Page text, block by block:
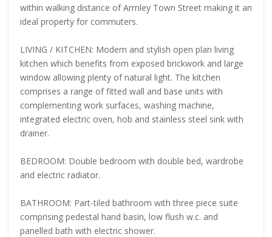
within walking distance of Armley Town Street making it an
ideal property for commuters.
LIVING / KITCHEN: Modern and stylish open plan living
kitchen which benefits from exposed brickwork and large
window allowing plenty of natural light. The kitchen
comprises a range of fitted wall and base units with
complementing work surfaces, washing machine,
integrated electric oven, hob and stainless steel sink with
drainer.
BEDROOM: Double bedroom with double bed, wardrobe
and electric radiator.
BATHROOM: Part-tiled bathroom with three piece suite
comprising pedestal hand basin, low flush w.c. and
panelled bath with electric shower.